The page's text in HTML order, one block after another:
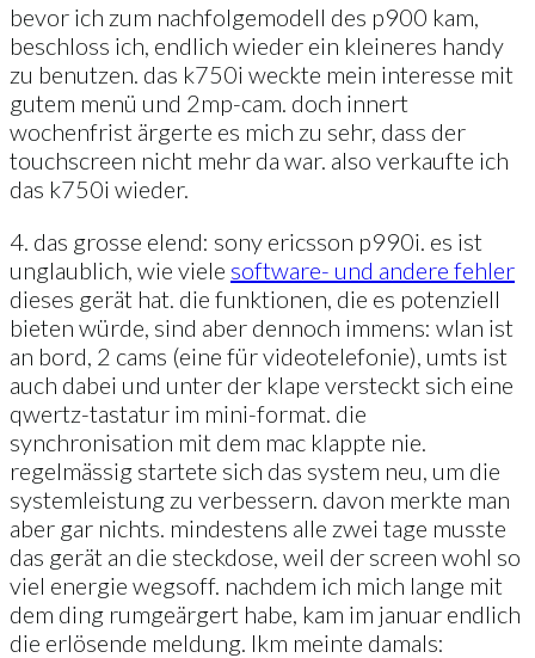
bevor ich zum nachfolgemodell des p900 kam,
beschloss ich, endlich wieder ein kleineres handy
zu benutzen. das k750i weckte mein interesse mit
gutem menü und 2mp-cam. doch innert
wochenfrist ärgerte es mich zu sehr, dass der
touchscreen nicht mehr da war. also verkaufte ich
das k750i wieder.
4. das grosse elend: sony ericsson p990i. es ist
unglaublich, wie viele software- und andere fehler
dieses gerät hat. die funktionen, die es potenziell
bieten würde, sind aber dennoch immens: wlan ist
an bord, 2 cams (eine für videotelefonie), umts ist
auch dabei und unter der klape versteckt sich eine
qwertz-tastatur im mini-format. die
synchronisation mit dem mac klappte nie.
regelmässig startete sich das system neu, um die
systemleistung zu verbessern. davon merkte man
aber gar nichts. mindestens alle zwei tage musste
das gerät an die steckdose, weil der screen wohl so
viel energie wegsoff. nachdem ich mich lange mit
dem ding rumgeärgert habe, kam im januar endlich
die erlösende meldung. lkm meinte damals: